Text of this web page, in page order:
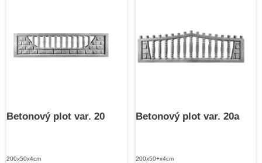
Betonový plot var. 20
200x50x4cm
Betonový plot var. 20a
200x50+x4cm